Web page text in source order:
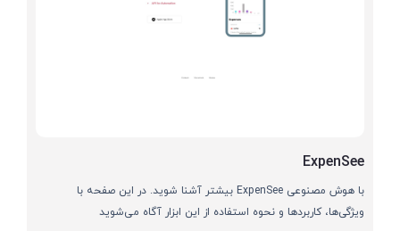
ExpenSee
با هوش مصنوعی ExpenSee بیشتر آشنا شوید. در این صفحه با
ویژگی‌ها، کاربردها و نحوه استفاده از این ابزار آگاه می‌شوید